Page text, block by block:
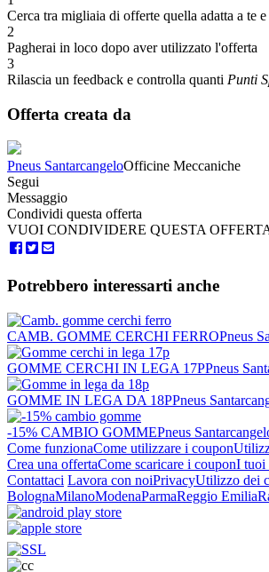
Cerca tra migliaia di offerte quella adatta a te
2
Pagherai in loco dopo aver utilizzato l'offerta
3
Rilascia un feedback e controlla quanti Punti
Offerta creata da
Pneus SantarcangeloOfficine Meccaniche
Segui
Messaggio
Condividi questa offerta
VUOI CONDIVIDERE QUESTA
Potrebbero interessarti anche
CAMB. GOMME CERCHI FERROPneus
GOMME CERCHI IN LEGA 17PPneus
GOMME IN LEGA DA 18PPneus
-15% CAMBIO GOMMEPneus
Come funzionaCome utilizzare i coupon
Crea una offertaCome scaricare i couponI tuoi
Contattaci Lavora con noiPrivacyUtilizzo dei
BolognaMilanoModenaParmaReggio Emilia